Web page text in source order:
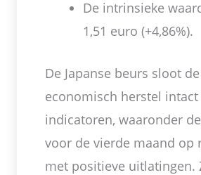
De intrinsieke
1,51 euro (+4,86%).
De Japanse beurs sloot
economisch herstel
indicatoren, waaronder
voor de vierde maand op
met positieve uitlatingen.